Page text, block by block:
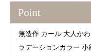
Point
無造作 カール 大人か
ラデーションカラー